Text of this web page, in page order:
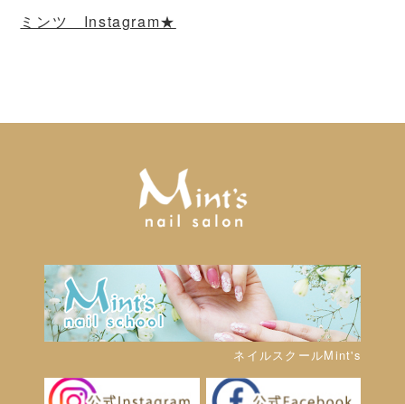
ミンツ Instagram★
ネイルスクールMint's